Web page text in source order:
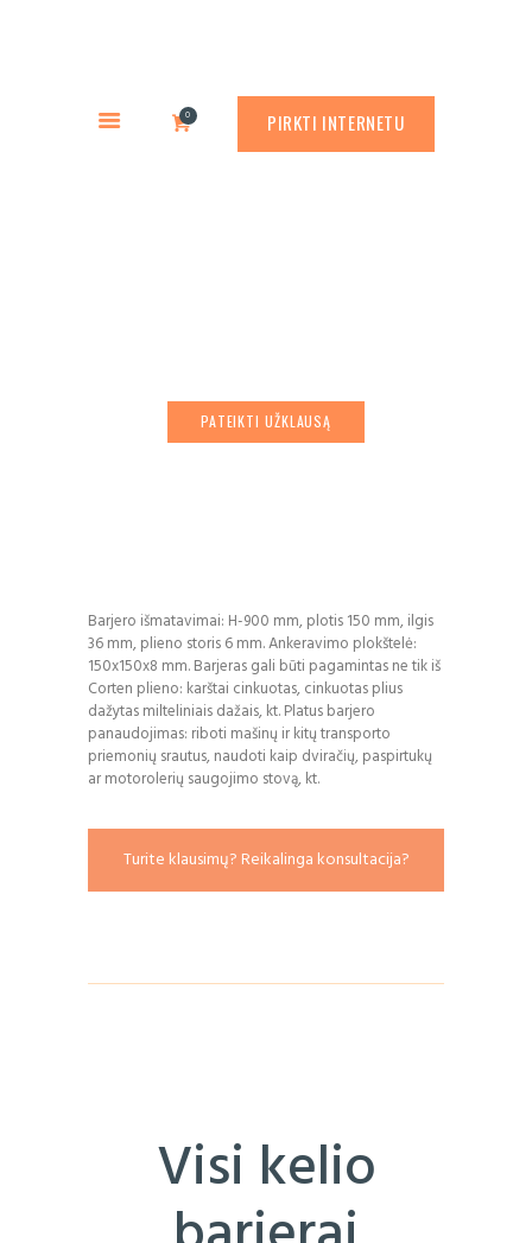
0 PIRKTI INTERNETU
Rusty.lt
PREKYBA CORTEN PLIENU
GAMINIAI
RŪDINIMO PRIEMONĖS
PATEIKTI UŽKLAUSĄ
Barjero išmatavimai: H-900 mm, plotis 150 mm, ilgis
36 mm, plieno storis 6 mm. Ankeravimo plokštelė:
150x150x8 mm. Barjeras gali būti pagamintas ne tik iš
Corten plieno: karštai cinkuotas, cinkuotas plius
dažytas milteliniais dažais, kt. Platus barjero
panaudojimas: riboti mašinų ir kitų transporto
priemonių srautus, naudoti kaip dviračių, paspirtukų
ar motorolerių saugojimo stovą, kt.
Turite klausimų? Reikalinga konsultacija?
Visi kelio